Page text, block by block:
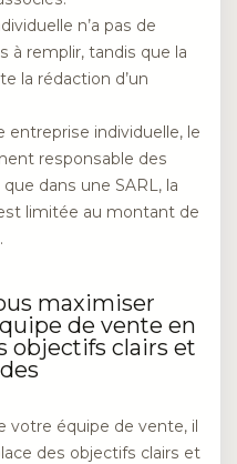
n’a pas de
à remplir, tandis que la
la rédaction d’un
entreprise individuelle, le
responsable des
dans une SARL, la
limitée au montant de
maximiser
de vente en
objectifs clairs et
votre équipe de vente, il
des objectifs clairs et